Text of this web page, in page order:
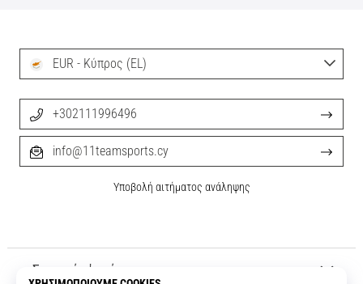
Σχετικά μ' εμάς
EUR - Κύπρος (EL)
+302111996496
info@11teamsports.cy
Υποβολή αιτήματος ανάληψης